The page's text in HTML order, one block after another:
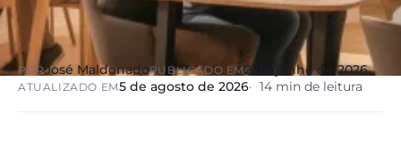
PORJosé MaldonadoPUBLICADO EM2 de junho de 2026
ATUALIZADO EM5 de agosto de 2026 14 min de leitura